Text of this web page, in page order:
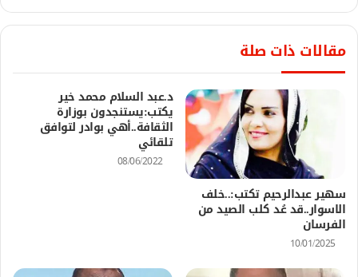
مقالات ذات صلة
سهير عبدالرحيم تكتب:..خلف
الاسوار..قد عُد كلب الصيد من
الفرسان
10/01/2025
د.عبد السلام محمد خير
يكتب:يستنجدون بوزارة
الثقافة..أهي بوادر لتوافق
تلقائي
08/06/2022